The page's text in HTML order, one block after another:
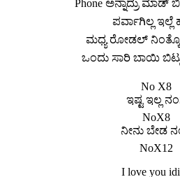
Phone ಅನ್ನಾದ್ರು ಮಾಡ್
ಪರ್ವಾಗಿಲ್ಲ ಇಲ್ಲೆ
ಮಧ್ಯ ರೋಡಲ್
ಒಂದು ಸಾರಿ ಬಾಯಿ
No X8
ಇಷ್ಟ ಇಲ್ಲ
NoX8
ನೀನು ಬೇಡ
NoX12
I love you